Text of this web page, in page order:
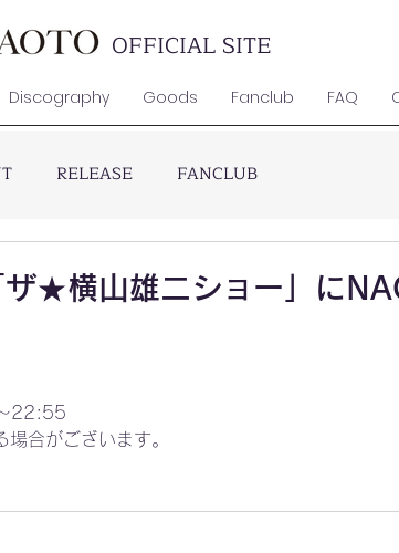
OFFICIAL SITE
Discography Goods Fanclub FAQ
RELEASE FANCLUB
★横山雄二ショー」に
22:55
場合がございます。